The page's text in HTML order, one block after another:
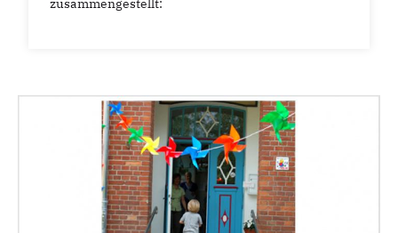
zusammengestellt: